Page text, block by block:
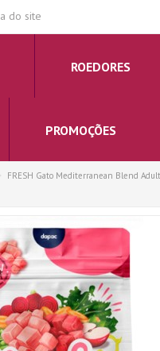
do site
ROEDORES
PROMOÇÕES
FRESH Gato Mediterranean Blend